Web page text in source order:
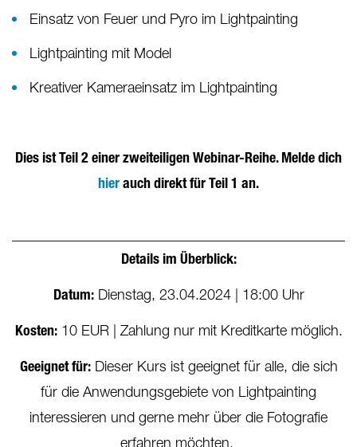
Einsatz von Feuer und Pyro im Lightpainting
Lightpainting mit Model
Kreativer Kameraeinsatz im Lightpainting
Dies ist Teil 2 einer zweiteiligen Webinar-Reihe. Melde dich
hier auch direkt für Teil 1 an.
Details im Überblick:
Datum:Dienstag, 23.04.2024 | 18:00 Uhr
Kosten:10 EUR | Zahlung nur mit Kreditkarte möglich.
Geeignet für:Dieser Kurs ist geeignet für alle, die sich
für die Anwendungsgebiete von Lightpainting
interessieren und gerne mehr über die Fotografie